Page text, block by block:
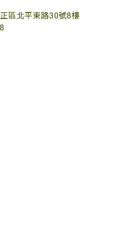
區北平東路30號8樓